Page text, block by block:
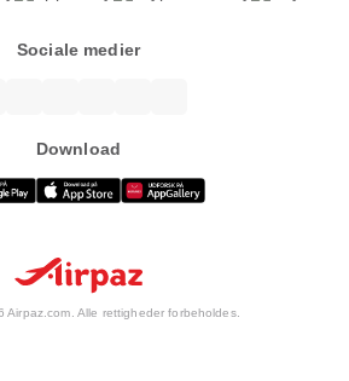
Sociale medier
Download
Airpaz.com. Alle rettigheder forbeholdes.